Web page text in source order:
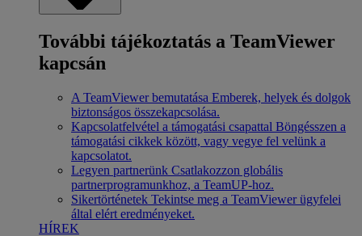
További tájékoztatás a TeamViewer
kapcsán
A TeamViewer bemutatása Emberek, helyek és dolgok
biztonságos összekapcsolása.
Kapcsolatfelvétel a támogatási csapattal Böngésszen a
támogatási cikkek között, vagy vegye fel velünk a
kapcsolatot.
Legyen partnerünk Csatlakozzon globális
partnerprogramunkhoz, a TeamUP-hoz.
Sikertörténetek Tekintse meg a TeamViewer ügyfelei
által elért eredményeket.
HÍREK